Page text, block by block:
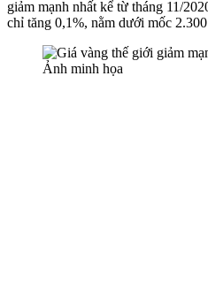
giảm mạnh nhất kể từ tháng 11/
chỉ tăng 0,1%, nằm dưới mốc
Ảnh minh họa